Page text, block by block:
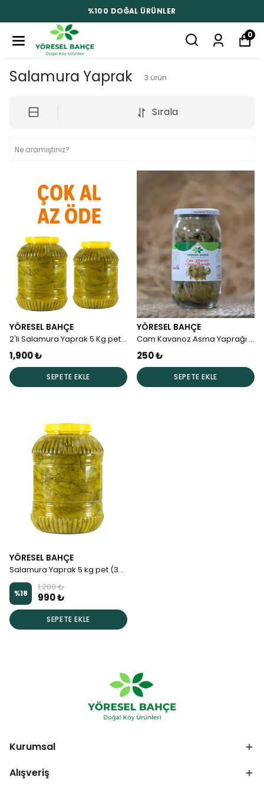
%100 DOĞAL ÜRÜNLER
0
Salamura Yaprak 3 ürün
Sırala
YÖRESEL BAHÇE
2'li Salamura Yaprak 5 Kg pet (3-3,5 kg)
1,900 ₺
SEPETE EKLE
YÖRESEL BAHÇE
Cam Kavanoz Asma Yaprağı (450-500gr)
250 ₺
SEPETE EKLE
YÖRESEL BAHÇE
Salamura Yaprak 5 kg pet (3-3.5kg)
%18
1,200 ₺
990 ₺
SEPETE EKLE
Kurumsal
Alışveriş